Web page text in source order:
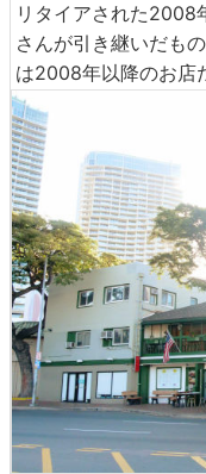
リタイアされた2008
さんが引き継いだも
は2008年以降のお店